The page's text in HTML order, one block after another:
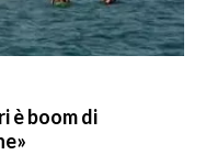
è boom di